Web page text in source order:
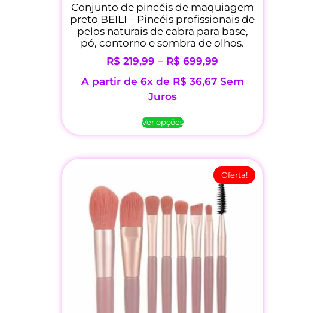
Conjunto de pincéis de maquiagem
preto BEILI – Pincéis profissionais de
pelos naturais de cabra para base,
pó, contorno e sombra de olhos.
R$ 219,99 – R$ 699,99
A partir de 6x de R$ 36,67 Sem
Juros
Ver opções
Oferta!